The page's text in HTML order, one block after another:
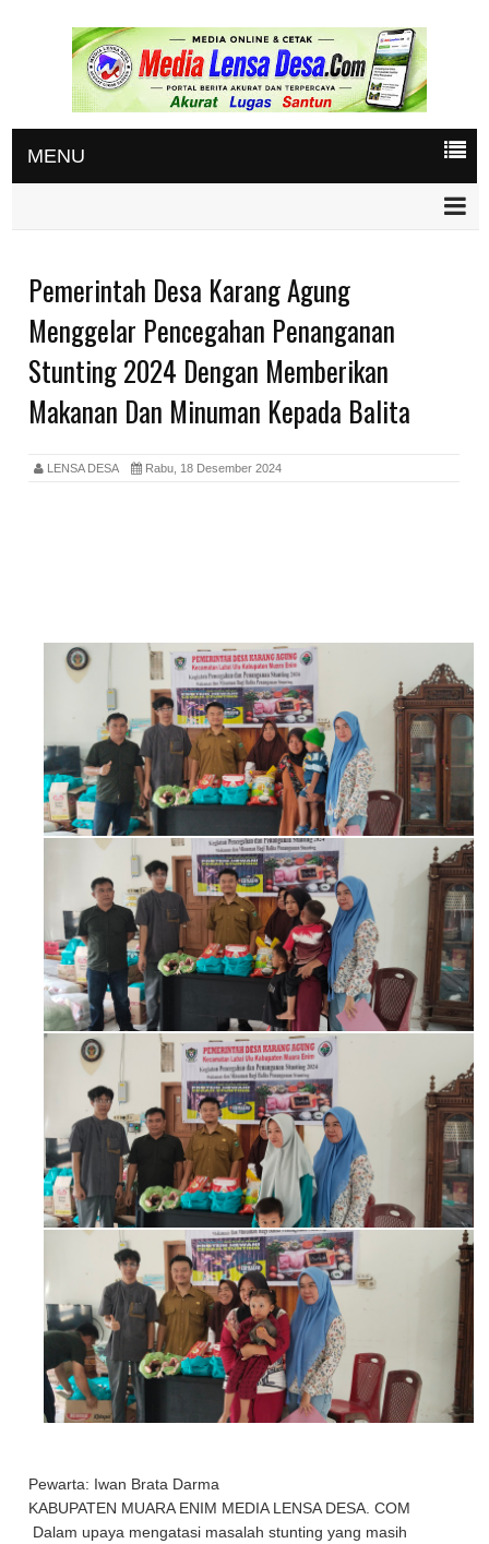
MENU
Pemerintah Desa Karang Agung
Menggelar Pencegahan Penanganan
Stunting 2024 Dengan Memberikan
Makanan Dan Minuman Kepada Balita
LENSA DESA Rabu, 18 Desember 2024
Pewarta: Iwan Brata Darma
KABUPATEN MUARA ENIM MEDIA LENSA DESA. COM
Dalam upaya mengatasi masalah stunting yang masih